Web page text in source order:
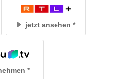
jetzt ansehen